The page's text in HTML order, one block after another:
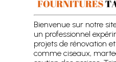
Bienvenue sur notre
un professionnel
projets de rénovation
comme ciseaux,